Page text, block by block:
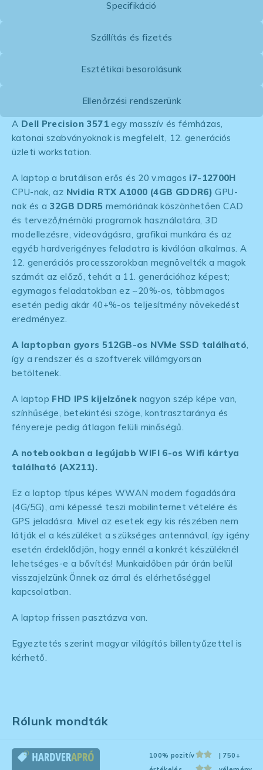
Specifikáció
Szállítás és fizetés
Esztétikai besorolásunk
Ellenőrzési rendszerünk
A Dell Precision 3571egy masszív és fémházas,
katonai szabványoknak is megfelelt, 12. generációs
üzleti workstation.
A laptop a brutálisan erős és 20 v.magos i7-12700H
CPU-nak, az Nvidia RTX A1000 (4GB GDDR6) GPU-
nak és a 32GB DDR5 memóriának köszönhetően CAD
és tervező/mérnöki programok használatára, 3D
modellezésre, videovágásra, grafikai munkára és az
egyéb hardverigényes feladatra is kiválóan alkalmas. A
12. generációs processzorokban megnövelték a magok
számát az előző, tehát a 11. generációhoz képest;
egymagos feladatokban ez ~20%-os, többmagos
esetén pedig akár 40+%-os teljesítmény növekedést
eredményez.
A laptopban gyors 512GB-os NVMe SSD található,
így a rendszer és a szoftverek villámgyorsan
betöltenek.
A laptop FHD IPS kijelzőnek nagyon szép képe van,
színhűsége, betekintési szöge, kontrasztaránya és
fényereje pedig átlagon felüli minőségű.
A notebookban a legújabb WIFI 6-os Wifi kártya
található (AX211).
Ez a laptop típus képes WWAN modem fogadására
(4G/5G), ami képessé teszi mobilinternet vételére és
GPS jeladásra. Mivel az esetek egy kis részében nem
látják el a készüléket a szükséges antennával, így igény
esetén érdeklődjön, hogy ennél a konkrét készüléknél
lehetséges-e a bővítés! Munkaidőben pár órán belül
visszajelzünk Önnek az árral és elérhetőséggel
kapcsolatban.
A laptop frissen pasztázva van.
Egyeztetés szerint magyar világítós billentyűzettel is
kérhető.
Rólunk mondták
100% pozitív
| 750+